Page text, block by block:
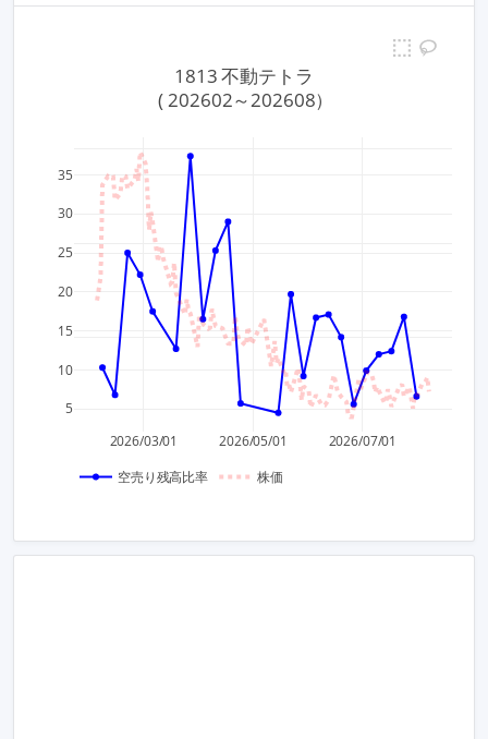
2026/03/01 2026/05/01 2026/07/01
5
10
15
20
25
30
35
空売り残高比率 株価
1813 不動テトラ
( 202602～202608）